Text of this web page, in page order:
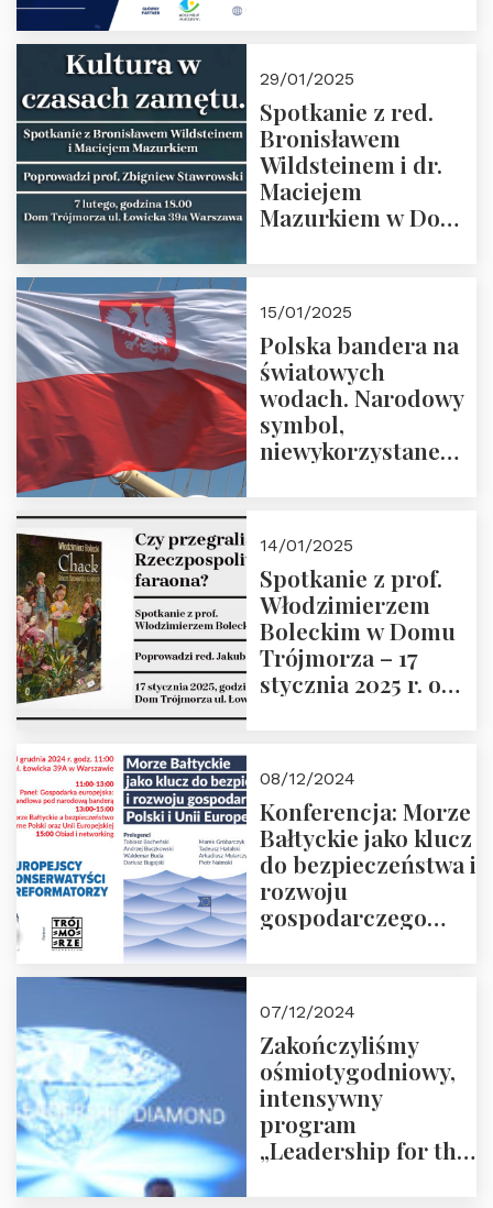
29/01/2025
Spotkanie z red.
Bronisławem
Wildsteinem i dr.
Maciejem
Mazurkiem w Domu
Prowadzi prof.
Zbigniew
Stawrowski
15/01/2025
Polska bandera na
światowych
wodach. Narodowy
symbol,
niewykorzystane
14/01/2025
Spotkanie z prof.
Włodzimierzem
Boleckim w Domu
Trójmorza – 17
stycznia 2025 r. o
08/12/2024
Konferencja: Morze
Bałtyckie jako klucz
do bezpieczeństwa i
rozwoju
gospodarczego
ZAPRASZAMY
07/12/2024
Zakończyliśmy
ośmiotygodniowy,
intensywny
program
„Leadership for the